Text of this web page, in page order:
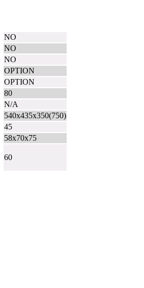
NO
NO
NO
OPTION
OPTION
80
N/A
540x435x350(750)
45
58x70x75
60